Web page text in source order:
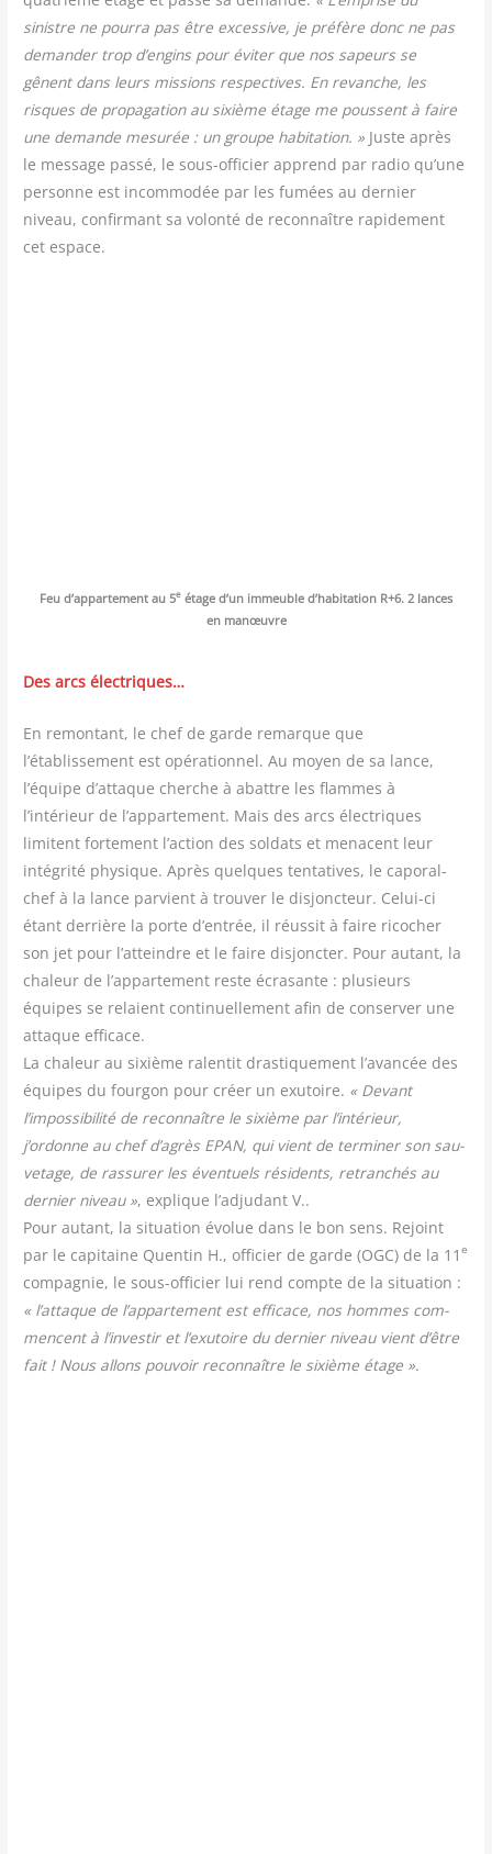
sinistre ne pour­ra pas être exces­sive, je pré­fère donc ne pas
deman­der trop d’engins pour évi­ter que nos sapeurs se
gênent dans leurs mis­sions res­pec­tives. En revanche, les
risques de pro­pa­ga­tion au sixième étage me poussent à faire
une demande mesu­rée : un groupe habi­ta­tion. » Juste après
le mes­sage pas­sé, le sous-offi­cier apprend par radio qu’une
per­sonne est incom­mo­dée par les fumées au der­nier
niveau, confir­mant sa volon­té de recon­naître rapi­de­ment
cet espace.
Feu d’ap­par­te­ment au 5e étage d’un immeuble d’ha­bi­ta­tion R+6. 2 lances
en manœuvre
Des arcs électriques…
En remon­tant, le chef de garde remarque que
l’établissement est opé­ra­tion­nel. Au moyen de sa lance,
l’équipe d’attaque cherche à abattre les flammes à
l’intérieur de l’appartement. Mais des arcs élec­triques
limitent for­te­ment l’action des sol­dats et menacent leur
inté­gri­té phy­sique. Après quelques ten­ta­tives, le capo­ral-
chef à la lance par­vient à trou­ver le dis­jonc­teur. Celui-ci
étant der­rière la porte d’entrée, il réus­sit à faire rico­cher
son jet pour l’atteindre et le faire dis­jonc­ter. Pour autant, la
cha­leur de l’appartement reste écra­sante : plu­sieurs
équipes se relaient conti­nuel­le­ment afin de conser­ver une
attaque effi­cace.
La cha­leur au sixième ralen­tit dras­ti­que­ment l’avancée des
équipes du four­gon pour créer un exu­toire. « Devant
l’impossibilité de recon­naître le sixième par l’intérieur,
j’ordonne au chef d’agrès EPAN, qui vient de ter­mi­ner son sau­
ve­tage, de ras­su­rer les éven­tuels rési­dents, retran­chés au
der­nier niveau », explique l’adjudant V..
Pour autant, la situa­tion évo­lue dans le bon sens. Rejoint
par le capi­taine Quen­tin H., offi­cier de garde (OGC) de la 11e
com­pa­gnie, le sous-offi­cier lui rend compte de la situa­tion :
« l’attaque de l’appartement est effi­cace, nos hommes com­
mencent à l’investir et l’exutoire du der­nier niveau vient d’être
fait ! Nous allons pou­voir recon­naître le sixième étage ».